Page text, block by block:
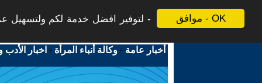
موافق - OK لتوفير افضل خدمة لكم ولتسهيل
أخبار عامة -وكالة أنباء المرأة - اخبار الأدب